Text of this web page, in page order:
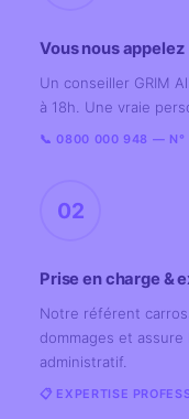
Vous nous appelez
Un conseiller GRIM
à 18h. Une vraie
📞 0800 000 948 — N°
02
Prise en charge &
Notre référent
dommages et
administratif.
📋 EXPERTISE